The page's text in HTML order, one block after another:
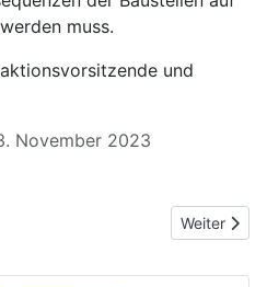
muss.
und
November 2023
von gewerblichen Nächster
Weiter